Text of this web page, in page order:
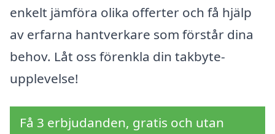
enkelt jämföra olika offerter och få hjälp
av erfarna hantverkare som förstår dina
behov. Låt oss förenkla din takbyte-
upplevelse!
Få 3 erbjudanden, gratis och utan